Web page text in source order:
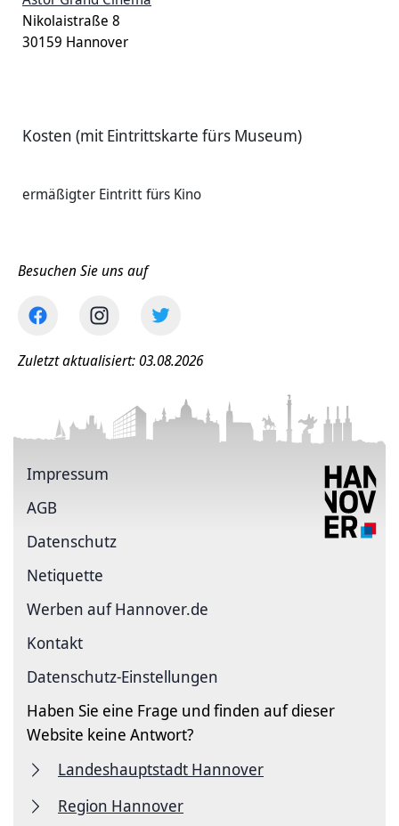
Nikolaistraße 8
30159 Hannover
Kosten (mit Eintrittskarte fürs Museum)
ermäßigter Eintritt fürs Kino
Besuchen Sie uns auf
Zuletzt aktualisiert: 03.08.2026
Impressum
AGB
Datenschutz
Netiquette
Werben auf Hannover.de
Kontakt
Datenschutz-Einstellungen
Haben Sie eine Frage und finden auf dieser
Website keine Antwort?
Landeshauptstadt Hannover
Region Hannover